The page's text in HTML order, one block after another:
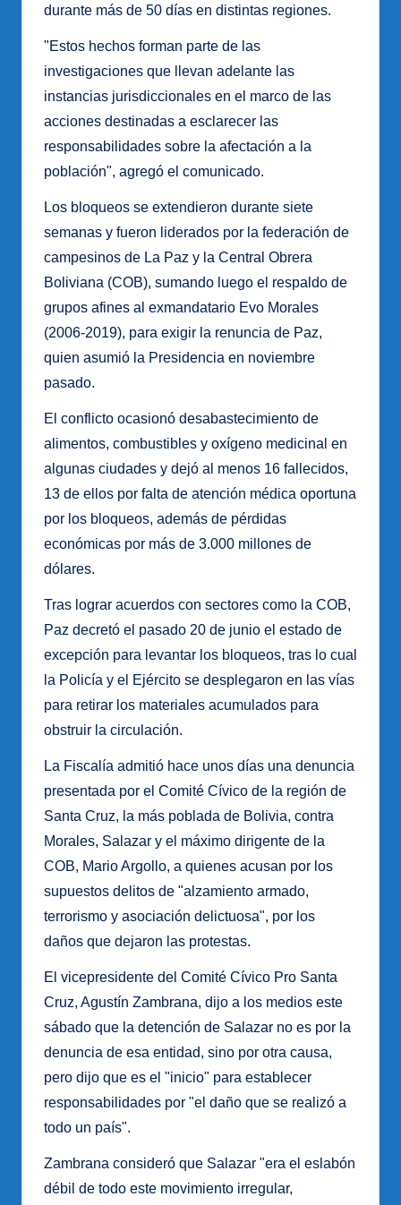
durante más de 50 días en distintas regiones.
"Estos hechos forman parte de las
investigaciones que llevan adelante las
instancias jurisdiccionales en el marco de las
acciones destinadas a esclarecer las
responsabilidades sobre la afectación a la
población", agregó el comunicado.
Los bloqueos se extendieron durante siete
semanas y fueron liderados por la federación de
campesinos de La Paz y la Central Obrera
Boliviana (COB), sumando luego el respaldo de
grupos afines al exmandatario Evo Morales
(2006-2019), para exigir la renuncia de Paz,
quien asumió la Presidencia en noviembre
pasado.
El conflicto ocasionó desabastecimiento de
alimentos, combustibles y oxígeno medicinal en
algunas ciudades y dejó al menos 16 fallecidos,
13 de ellos por falta de atención médica oportuna
por los bloqueos, además de pérdidas
económicas por más de 3.000 millones de
dólares.
Tras lograr acuerdos con sectores como la COB,
Paz decretó el pasado 20 de junio el estado de
excepción para levantar los bloqueos, tras lo cual
la Policía y el Ejército se desplegaron en las vías
para retirar los materiales acumulados para
obstruir la circulación.
La Fiscalía admitió hace unos días una denuncia
presentada por el Comité Cívico de la región de
Santa Cruz, la más poblada de Bolivia, contra
Morales, Salazar y el máximo dirigente de la
COB, Mario Argollo, a quienes acusan por los
supuestos delitos de "alzamiento armado,
terrorismo y asociación delictuosa", por los
daños que dejaron las protestas.
El vicepresidente del Comité Cívico Pro Santa
Cruz, Agustín Zambrana, dijo a los medios este
sábado que la detención de Salazar no es por la
denuncia de esa entidad, sino por otra causa,
pero dijo que es el "inicio" para establecer
responsabilidades por "el daño que se realizó a
todo un país".
Zambrana consideró que Salazar "era el eslabón
débil de todo este movimiento irregular,